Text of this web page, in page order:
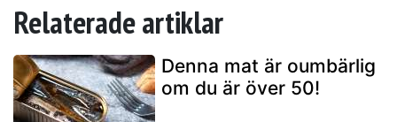
Relaterade artiklar
Denna mat är oumbärlig
om du är över 50!